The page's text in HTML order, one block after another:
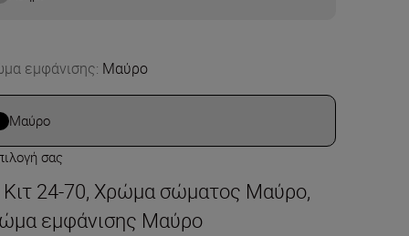
εμφάνισης: Μαύρο
Μαύρο
σας
Κιτ 24-70, Χρώμα σώματος Μαύρο,
εμφάνισης Μαύρο